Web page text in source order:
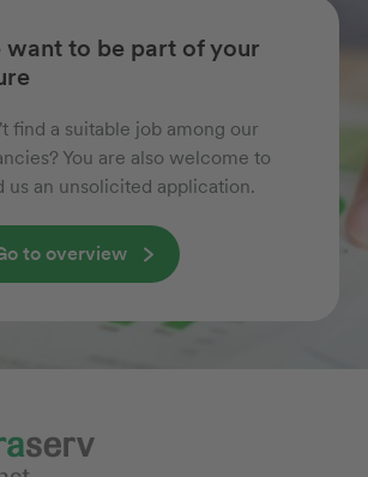
want to be part of your
find a suitable job among our
You are also welcome to
us an unsolicited application.
to overview